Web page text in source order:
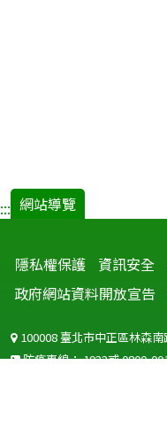
::: 網站導覽
隱私權保護 資訊安全
政府網站資料開放宣告
100008 臺北市中正區林森南
防疫專線：1922或0800-